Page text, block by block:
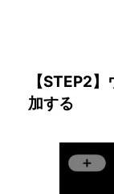
【STEP2
加する